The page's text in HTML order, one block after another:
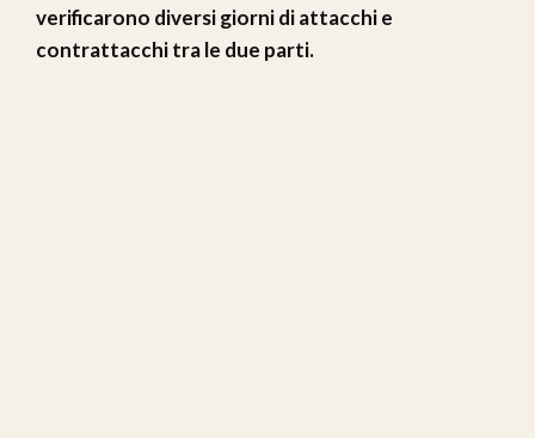
verificarono diversi giorni di attacchi e
contrattacchi tra le due parti.